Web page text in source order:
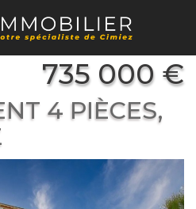
735 000 €
4 PIÈCES,